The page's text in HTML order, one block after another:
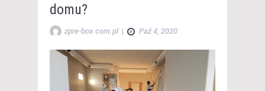
domu?
zpre-box.com.pl | Paź 4, 2020